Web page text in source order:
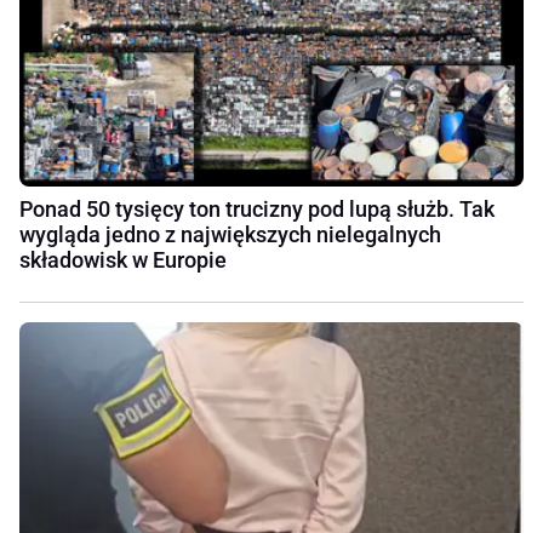
Ponad 50 tysięcy ton trucizny pod lupą służb. Tak
wygląda jedno z największych nielegalnych
składowisk w Europie